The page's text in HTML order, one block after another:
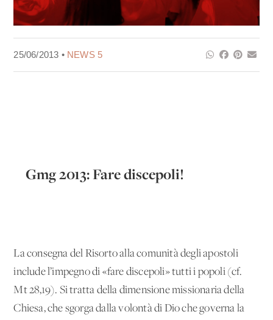
25/06/2013 • NEWS 5
Gmg 2013: Fare discepoli!
La consegna del Risorto alla comunità degli apostoli
include l’impegno di «fare discepoli» tutti i popoli (cf.
Mt 28,19). Si tratta della dimensione missionaria della
Chiesa, che sgorga dalla volontà di Dio che governa la